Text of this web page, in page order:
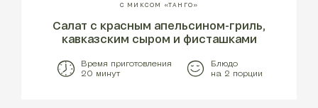
С МИКСОМ «ТАНГО»
Салат с красным апельсином-гриль,
кавказским сыром и фисташками
Время приготовления
20 минут
Блюдо
на 2 порции